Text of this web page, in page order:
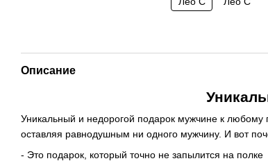
Описание
Уникальный и недорогой подарок мужчине к любому
оставляя равнодушным ни одного мужчину. И вот
- Это подарок, который точно не запылится на полке